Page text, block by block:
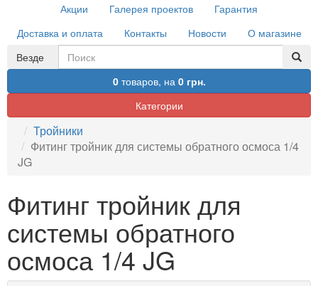
Акции Галерея проектов
Гарантия
Доставка и оплата
Контакты Новости
О магазине
Везде
0товаров, на 0 грн.
Категории
Тройники
Фитинг тройник для системы обратного осмоса 1/4
JG
Фитинг тройник для
системы обратного
осмоса 1/4 JG